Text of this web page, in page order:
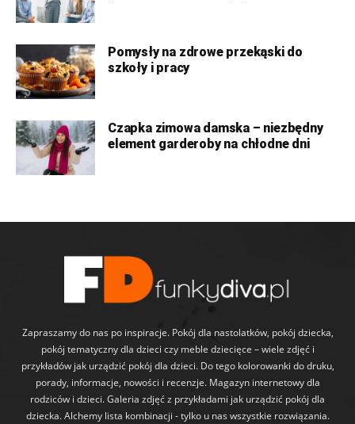
Pomysły na zdrowe przekąski do
szkoły i pracy
Czapka zimowa damska – niezbędny
element garderoby na chłodne dni
Zapraszamy do nas po inspiracje. Pokój dla nastolatków, pokój dziecka,
pokój tematyczny dla dzieci czy meble dziecięce – wiele zdjęć i
przykładów jak urządzić pokój dla dzieci. Do tego kolorowanki do druku,
porady, informacje, nowości i recenzje. Magazyn internetowy dla
rodziców i dzieci. Galeria zdjęć z przykładami jak urządzić pokój dla
dziecka. Alchemy lista kombinacji - tylko u nas wszystkie rozwiązania.